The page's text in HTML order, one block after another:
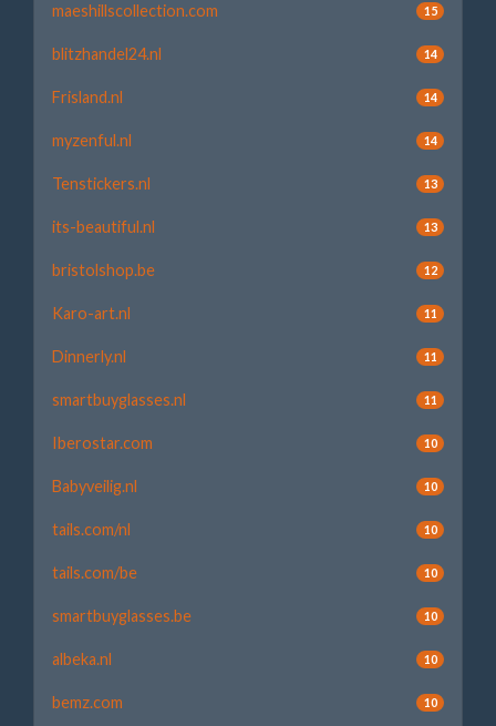
maeshillscollection.com 15
blitzhandel24.nl 14
Frisland.nl 14
myzenful.nl 14
Tenstickers.nl 13
its-beautiful.nl 13
bristolshop.be 12
Karo-art.nl 11
Dinnerly.nl 11
smartbuyglasses.nl 11
Iberostar.com 10
Babyveilig.nl 10
tails.com/nl 10
tails.com/be 10
smartbuyglasses.be 10
albeka.nl 10
bemz.com 10